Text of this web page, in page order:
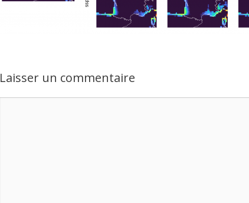
Laisser un commentaire